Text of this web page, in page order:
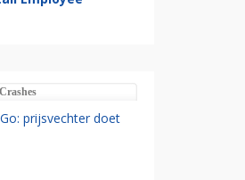
Crashes
prijsvechter doet